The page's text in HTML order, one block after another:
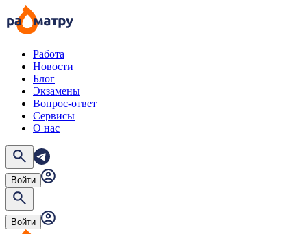
Работа
Новости
Блог
Экзамены
Вопрос-ответ
Сервисы
О нас
Войти
Войти